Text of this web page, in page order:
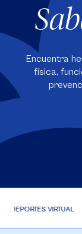
Encuentra
física,
DEPORTES VIRTUAL